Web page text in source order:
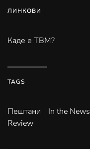
ЛИНКОВИ
Каде е ТВМ?
TAGS
Пештани In the News
Review